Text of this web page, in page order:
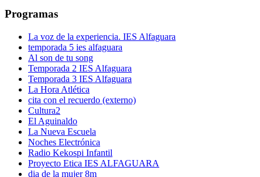
Programas
La voz de la experiencia. IES Alfaguara
temporada 5 ies alfaguara
Al son de tu song
Temporada 2 IES Alfaguara
Temporada 3 IES Alfaguara
La Hora Atlética
cita con el recuerdo (externo)
Cultura2
El Aguinaldo
La Nueva Escuela
Noches Electrónica
Radio Kekospi Infantil
Proyecto Etica IES ALFAGUARA
dia de la mujer 8m